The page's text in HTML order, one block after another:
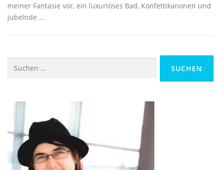
meiner Fantasie vor, ein luxuriöses Bad, Konfettikanonen und
jubelnde …
Suchen